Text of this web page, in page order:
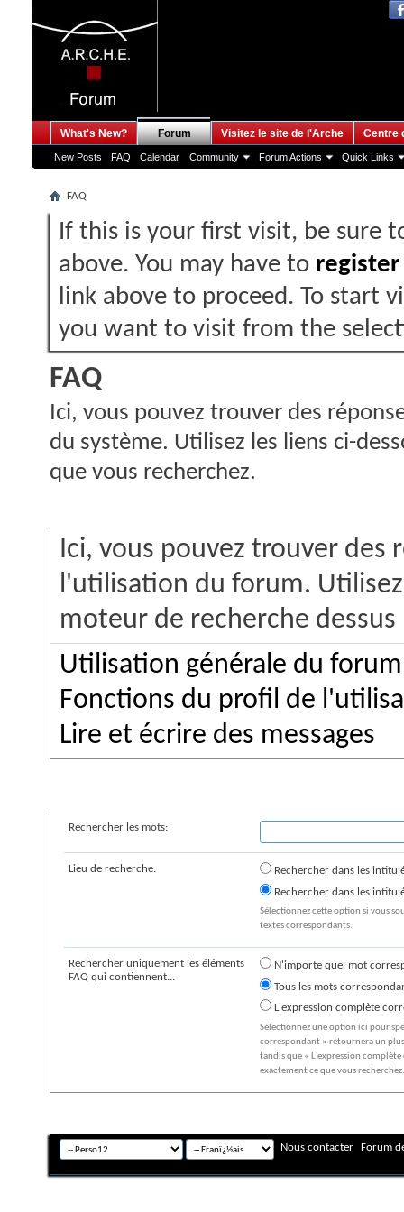
What's New? Forum
New Posts FAQ Calendar Community Forum Actions Quick Links
Visitez le site de l'Arche Centre
FAQ
If this is your first visit, be sure
above. You may have to register
link above to proceed. To start
you want to visit from the
FAQ
Ici, vous pouvez trouver des
du système. Utilisez les liens ci-
que vous recherchez.
Ici, vous pouvez trouver des
l'utilisation du forum.
moteur de recherche
Utilisation générale du forum
Fonctions du profil de
Lire et écrire des messages
Rechercher les mots:
Lieu de recherche:
Rechercher dans les
Rechercher dans les
Sélectionnez cette option si vous
textes correspondants.
Rechercher uniquement les éléments
FAQ qui contiennent...
N'importe quel mot
Tous les mots
L'expression complète
Sélectionnez une option ici pour
correspondant » retournera un
tandis que « L'expression
exactement ce que vous recherchez.
Nous contacter Forum